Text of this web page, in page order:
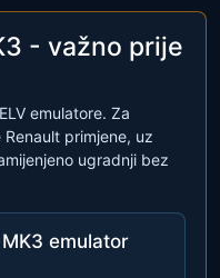
- važno prije
emulatore. Za
primjene, uz
ugradnji bez
emulator